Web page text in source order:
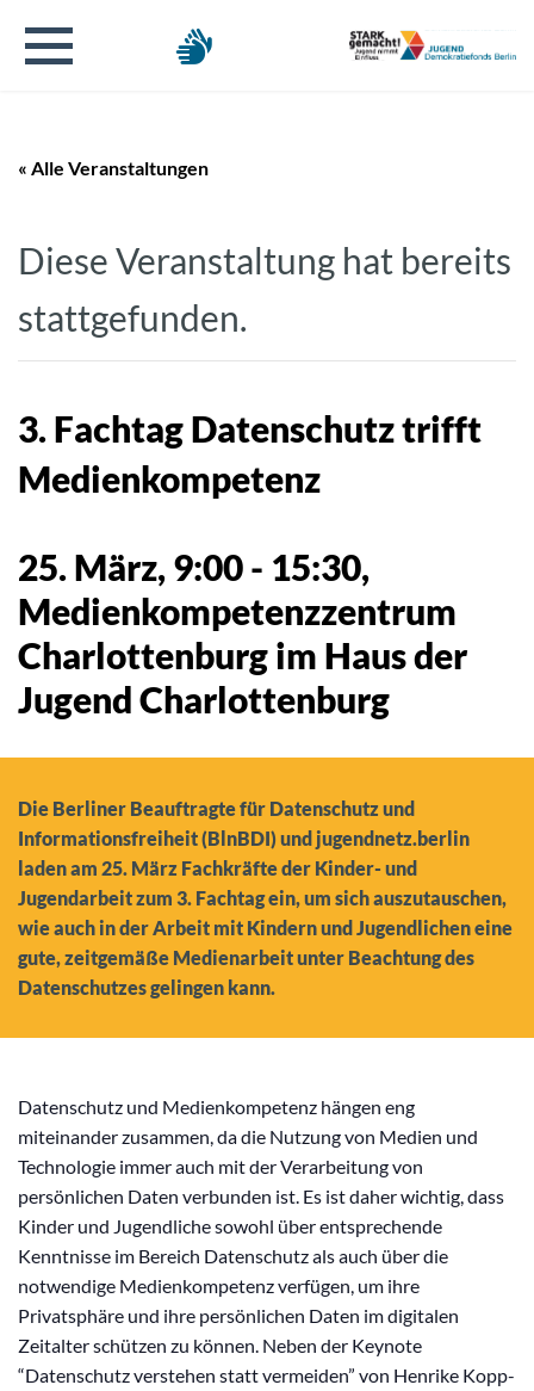
« Alle Veranstaltungen
Diese Veranstaltung hat bereits
stattgefunden.
3. Fachtag Datenschutz trifft
Medienkompetenz
25. März, 9:00- 15:30,
Medienkompetenzzentrum
Charlottenburg im Haus der
Jugend Charlottenburg
Die Berliner Beauftragte für Datenschutz und
Informationsfreiheit (BlnBDI) und jugendnetz.berlin
laden am 25. März Fachkräfte der Kinder- und
Jugendarbeit zum 3. Fachtag ein, um sich auszutauschen,
wie auch in der Arbeit mit Kindern und Jugendlichen eine
gute, zeitgemäße Medienarbeit unter Beachtung des
Datenschutzes gelingen kann.
Datenschutz und Medienkompetenz hängen eng
miteinander zusammen, da die Nutzung von Medien und
Technologie immer auch mit der Verarbeitung von
persönlichen Daten verbunden ist. Es ist daher wichtig, dass
Kinder und Jugendliche sowohl über entsprechende
Kenntnisse im Bereich Datenschutz als auch über die
notwendige Medienkompetenz verfügen, um ihre
Privatsphäre und ihre persönlichen Daten im digitalen
Zeitalter schützen zu können. Neben der Keynote
“Datenschutz verstehen statt vermeiden” von Henrike Kopp-